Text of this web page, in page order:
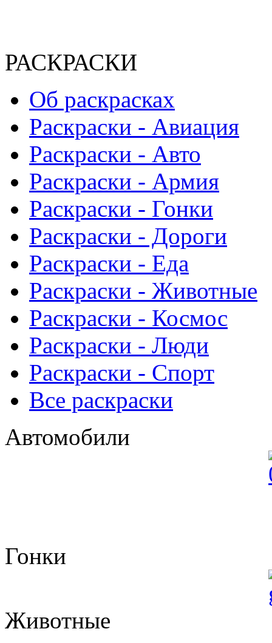
РАСКРАСКИ
Об раскрасках
Раскраски - Авиация
Раскраски - Авто
Раскраски - Армия
Раскраски - Гонки
Раскраски - Дороги
Раскраски - Еда
Раскраски - Животныe
Раскраски - Космос
Раскраски - Люди
Раскраски - Спорт
Все раскраски
Автомобили
Гонки
Животные